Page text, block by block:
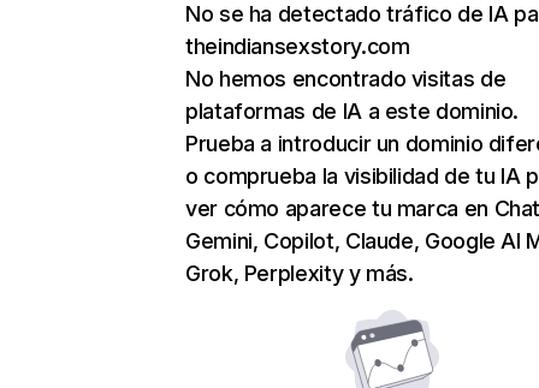
No se ha detectado tráfico de IA
theindiansexstory.com
No hemos encontrado visitas de
plataformas de IA a este dominio.
Prueba a introducir un dominio
o comprueba la visibilidad de tu IA
ver cómo aparece tu marca en
Gemini, Copilot, Claude, Google AI
Grok, Perplexity y más.